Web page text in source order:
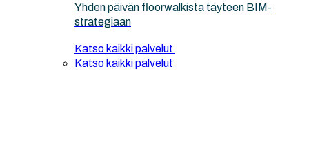
Yhden päivän floorwalkista täyteen BIM-
strategiaan
Katso kaikki palvelut
Katso kaikki palvelut